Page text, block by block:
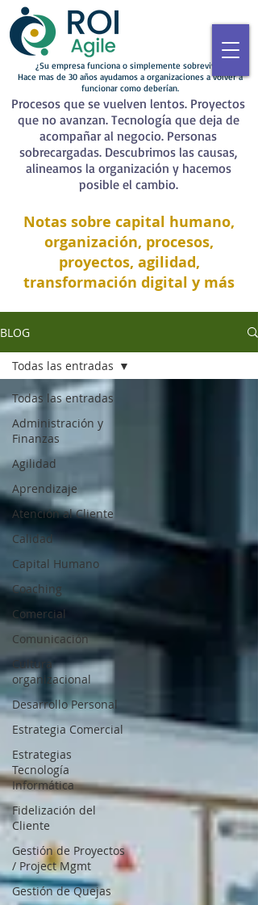
¿Su empresa funciona o simplemente sobrevive?
Hace mas de 30 años ayudamos a organizaciones a volver a
funcionar como deberían.
Procesos que se vuelven lentos. Proyectos
que no avanzan. Tecnología que deja de
acompañar al negocio. Personas
sobrecargadas. Descubrimos las causas,
alineamos la organización y hacemos
posible el cambio.
Notas sobre capital humano,
organización, procesos,
proyectos, agilidad,
transformación digital y más
BLOG
Todas las entradas
Administración y
Finanzas
Agilidad
Aprendizaje
Atención al Cliente
Calidad
Capital Humano
Coaching
Comercial
Comunicación
Cultura
organizacional
Desarrollo Personal
Estrategia Comercial
Estrategias
Tecnología
Informática
Fidelización del
Cliente
Gestión de Proyectos
/ Project Mgmt
Gestión de Quejas
Todas las entradas